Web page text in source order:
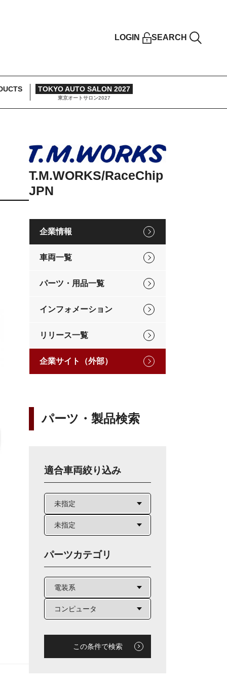
LOGIN SEARCH
TOKYO AUTO SALON 2027
東京オートサロン2027
T.M.WORKS/RaceChip
JPN
企業情報
車両一覧
パーツ・用品一覧
インフォメーション
リリース一覧
企業サイト（外部）
パーツ・製品検索
適合車両絞り込み
パーツカテゴリ
この条件で検索